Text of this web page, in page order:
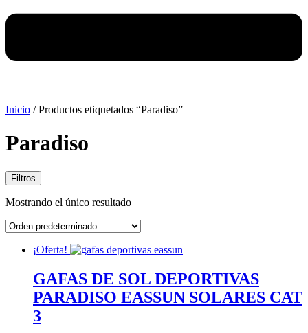
Inicio / Productos etiquetados “Paradiso”
Paradiso
Filtros
Mostrando el único resultado
¡Oferta!
GAFAS DE SOL DEPORTIVAS
PARADISO EASSUN SOLARES CAT
3